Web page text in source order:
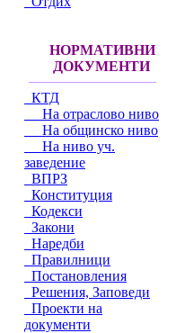
НОРМАТИВНИ
ДОКУМЕНТИ
КТД
На отраслово ниво
На общинско ниво
На ниво уч.
заведение
ВПРЗ
Конституция
Кодекси
Закони
Наредби
Правилници
Постановления
Решения, Заповеди
Проекти на
документи